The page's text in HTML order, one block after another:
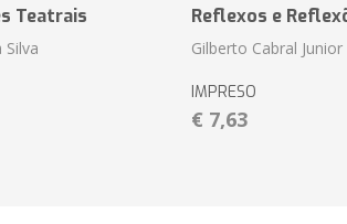
Teatrais
Silva
Reflexos e
Gilberto Cabral Junior
IMPRESO
€ 7,63